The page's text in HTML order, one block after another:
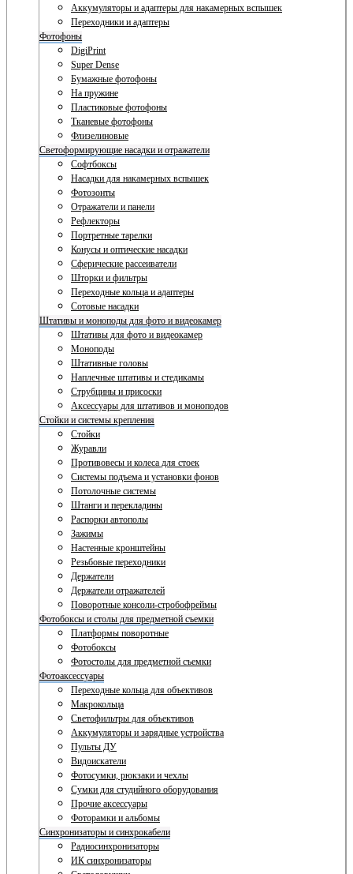
Аккумуляторы и адаптеры для накамерных вспышек
Переходники и адаптеры
Фотофоны
DigiPrint
Super Dense
Бумажные фотофоны
На пружине
Пластиковые фотофоны
Тканевые фотофоны
Флизелиновые
Светоформирующие насадки и отражатели
Софтбоксы
Насадки для накамерных вспышек
Фотозонты
Отражатели и панели
Рефлекторы
Портретные тарелки
Конусы и оптические насадки
Сферические рассеиватели
Шторки и фильтры
Переходные кольца и адаптеры
Сотовые насадки
Штативы и моноподы для фото и видеокамер
Штативы для фото и видеокамер
Моноподы
Штативные головы
Наплечные штативы и стедикамы
Струбцины и присоски
Аксессуары для штативов и моноподов
Стойки и системы крепления
Стойки
Журавли
Противовесы и колеса для стоек
Системы подъема и установки фонов
Потолочные системы
Штанги и перекладины
Распорки автополы
Зажимы
Настенные кронштейны
Резьбовые переходники
Держатели
Держатели отражателей
Поворотные консоли-стробофреймы
Фотобоксы и столы для предметной съемки
Платформы поворотные
Фотобоксы
Фотостолы для предметной съемки
Фотоаксессуары
Переходные кольца для объективов
Макрокольца
Светофильтры для объективов
Аккумуляторы и зарядные устройства
Пульты ДУ
Видоискатели
Фотосумки, рюкзаки и чехлы
Сумки для студийного оборудования
Прочие аксессуары
Фоторамки и альбомы
Синхронизаторы и синхрокабели
Радиосинхронизаторы
ИК синхронизаторы